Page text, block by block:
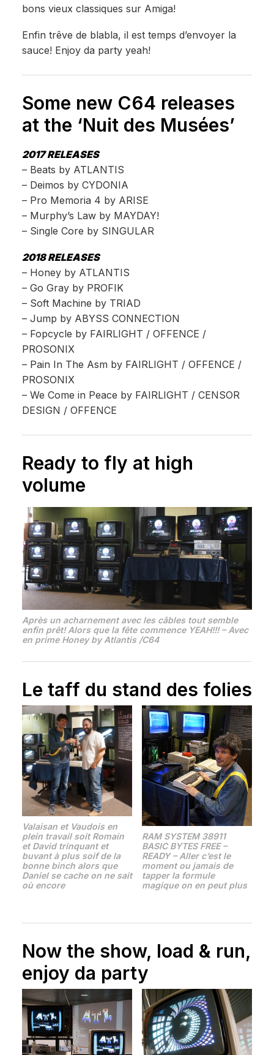
bons vieux classiques sur Amiga!
Enfin trêve de blabla, il est temps d’envoyer la
sauce! Enjoy da party yeah!
Some new C64 releases
at the ‘Nuit des Musées’
2017 RELEASES
– Beats by ATLANTIS
– Deimos by CYDONIA
– Pro Memoria 4 by ARISE
– Murphy’s Law by MAYDAY!
– Single Core by SINGULAR
2018 RELEASES
– Honey by ATLANTIS
– Go Gray by PROFIK
– Soft Machine by TRIAD
– Jump by ABYSS CONNECTION
– Fopcycle by FAIRLIGHT / OFFENCE /
PROSONIX
– Pain In The Asm by FAIRLIGHT / OFFENCE /
PROSONIX
– We Come in Peace by FAIRLIGHT / CENSOR
DESIGN / OFFENCE
Ready to fly at high
volume
Après un acharnement avec les câbles tout semble
enfin prêt! Alors que la fête commence YEAH!!! – Avec
en prime Honey by Atlantis /C64
Le taff du stand des folies
Valaisan et Vaudois en
plein travail soit Romain
et David trinquant et
buvant à plus soif de la
bonne binch alors que
Daniel se cache on ne sait
où encore
RAM SYSTEM 38911
BASIC BYTES FREE –
READY – Aller c’est le
moment ou jamais de
tapper la formule
magique on en peut plus
Now the show, load & run,
enjoy da party